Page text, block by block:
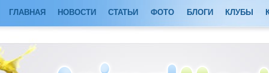
ГЛАВНАЯ НОВОСТИ СТАТЬИ ФОТО БЛОГИ КЛУБЫ